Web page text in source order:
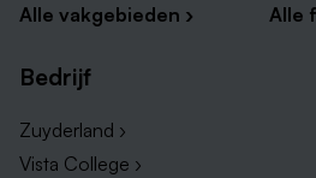
Alle vakgebieden ›
Alle
Bedrijf
Zuyderland ›
Vista College ›